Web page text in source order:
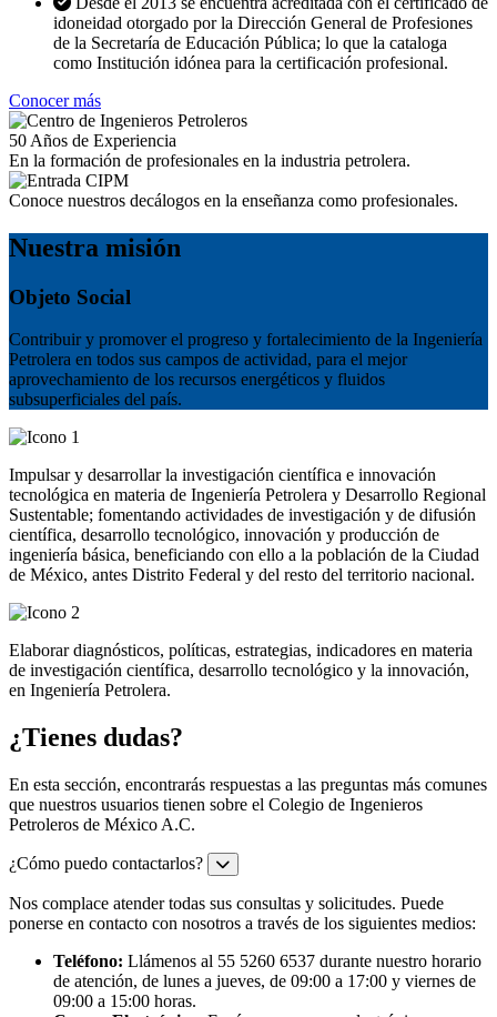
idoneidad otorgado por la Dirección General de Profesiones
de la Secretaría de Educación Pública; lo que la cataloga
como Institución idónea para la certificación profesional.
Conocer más
50 Años de Experiencia
En la formación de profesionales en la industria petrolera.
Conoce nuestros decálogos en la enseñanza como profesionales.
Nuestra misión
Objeto Social
Contribuir y promover el progreso y fortalecimiento de la Ingeniería
Petrolera en todos sus campos de actividad, para el mejor
aprovechamiento de los recursos energéticos y fluidos
subsuperficiales del país.
Impulsar y desarrollar la investigación científica e innovación
tecnológica en materia de Ingeniería Petrolera y Desarrollo Regional
Sustentable; fomentando actividades de investigación y de difusión
científica, desarrollo tecnológico, innovación y producción de
ingeniería básica, beneficiando con ello a la población de la Ciudad
de México, antes Distrito Federal y del resto del territorio nacional.
Elaborar diagnósticos, políticas, estrategias, indicadores en materia
de investigación científica, desarrollo tecnológico y la innovación,
en Ingeniería Petrolera.
¿Tienes dudas?
En esta sección, encontrarás respuestas a las preguntas más comunes
que nuestros usuarios tienen sobre el Colegio de Ingenieros
Petroleros de México A.C.
¿Cómo puedo contactarlos?
Nos complace atender todas sus consultas y solicitudes. Puede
ponerse en contacto con nosotros a través de los siguientes medios:
Teléfono: Llámenos al 55 5260 6537 durante nuestro horario
de atención, de lunes a jueves, de 09:00 a 17:00 y viernes de
09:00 a 15:00 horas.